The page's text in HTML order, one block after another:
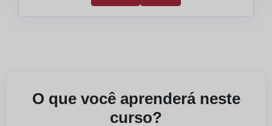
O que você aprenderá neste
curso?